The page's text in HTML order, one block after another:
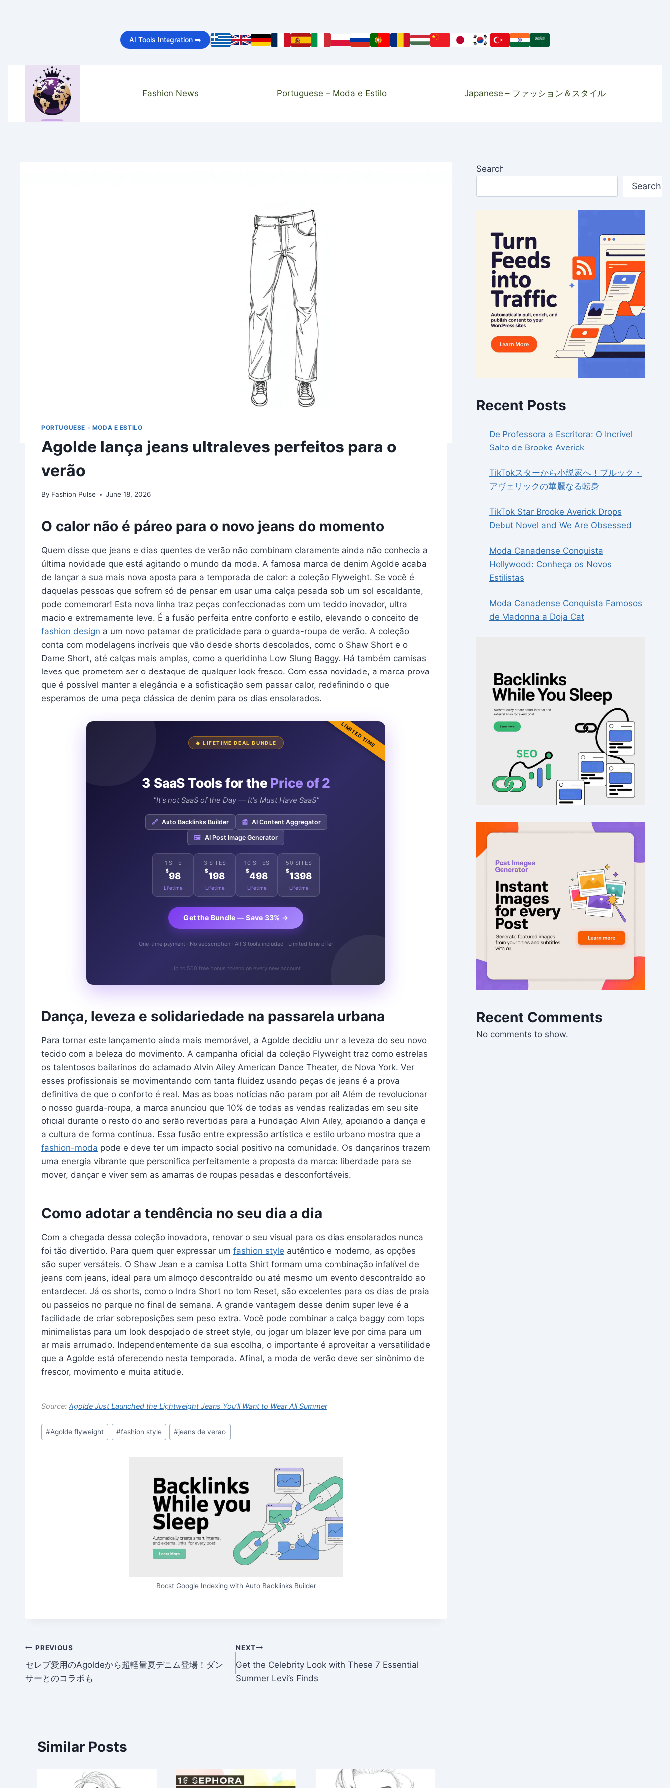
AI Tools Integration ➡️
Fashion News Portuguese – Moda e Estilo Japanese – ファッション＆スタイル
PORTUGUESE - MODA E ESTILO
Agolde lança jeans ultraleves perfeitos para o
verão
By Fashion Pulse June 18, 2026
O calor não é páreo para o novo jeans do momento
Quem disse que jeans e dias quentes de verão não combinam claramente ainda não conhecia a
última novidade que está agitando o mundo da moda. A famosa marca de denim Agolde acaba
de lançar a sua mais nova aposta para a temporada de calor: a coleção Flyweight. Se você é
daquelas pessoas que sofrem só de pensar em usar uma calça pesada sob um sol escaldante,
pode comemorar! Esta nova linha traz peças confeccionadas com um tecido inovador, ultra
macio e extremamente leve. É a fusão perfeita entre conforto e estilo, elevando o conceito de
fashion design a um novo patamar de praticidade para o guarda-roupa de verão. A coleção
conta com modelagens incríveis que vão desde shorts descolados, como o Shaw Short e o
Dame Short, até calças mais amplas, como a queridinha Low Slung Baggy. Há também camisas
leves que prometem ser o destaque de qualquer look fresco. Com essa novidade, a marca prova
que é possível manter a elegância e a sofisticação sem passar calor, redefinindo o que
esperamos de uma peça clássica de denim para os dias ensolarados.
LIMITED TIME
🔥 LIFETIME DEAL BUNDLE
3 SaaS Tools for the Price of 2
"It's not SaaS of the Day — It's Must Have SaaS"
🔗 Auto Backlinks Builder 📰 AI Content Aggregator
🖼️ AI Post Image Generator
1 SITE
$98
Lifetime
3 SITES
$198
Lifetime
10 SITES
$498
Lifetime
50 SITES
$1398
Lifetime
Get the Bundle — Save 33% →
One-time payment · No subscription · All 3 tools included · Limited time offer
Up to 500 free bonus tokens on every new account
Dança, leveza e solidariedade na passarela urbana
Para tornar este lançamento ainda mais memorável, a Agolde decidiu unir a leveza do seu novo
tecido com a beleza do movimento. A campanha oficial da coleção Flyweight traz como estrelas
os talentosos bailarinos do aclamado Alvin Ailey American Dance Theater, de Nova York. Ver
esses profissionais se movimentando com tanta fluidez usando peças de jeans é a prova
definitiva de que o conforto é real. Mas as boas notícias não param por aí! Além de revolucionar
o nosso guarda-roupa, a marca anunciou que 10% de todas as vendas realizadas em seu site
oficial durante o resto do ano serão revertidas para a Fundação Alvin Ailey, apoiando a dança e
a cultura de forma contínua. Essa fusão entre expressão artística e estilo urbano mostra que a
fashion-moda pode e deve ter um impacto social positivo na comunidade. Os dançarinos trazem
uma energia vibrante que personifica perfeitamente a proposta da marca: liberdade para se
mover, dançar e viver sem as amarras de roupas pesadas e desconfortáveis.
Como adotar a tendência no seu dia a dia
Com a chegada dessa coleção inovadora, renovar o seu visual para os dias ensolarados nunca
foi tão divertido. Para quem quer expressar um fashion style autêntico e moderno, as opções
são super versáteis. O Shaw Jean e a camisa Lotta Shirt formam uma combinação infalível de
jeans com jeans, ideal para um almoço descontraído ou até mesmo um evento descontraído ao
entardecer. Já os shorts, como o Indra Short no tom Reset, são excelentes para os dias de praia
ou passeios no parque no final de semana. A grande vantagem desse denim super leve é a
facilidade de criar sobreposições sem peso extra. Você pode combinar a calça baggy com tops
minimalistas para um look despojado de street style, ou jogar um blazer leve por cima para um
ar mais arrumado. Independentemente da sua escolha, o importante é aproveitar a versatilidade
que a Agolde está oferecendo nesta temporada. Afinal, a moda de verão deve ser sinônimo de
frescor, movimento e muita atitude.
Source: Agolde Just Launched the Lightweight Jeans You’ll Want to Wear All Summer
Post
Tags:
#Agolde flyweight #fashion style #jeans de verao
Boost Google Indexing with Auto Backlinks Builder
Post
navigation
PREVIOUS
セレブ愛用のAgoldeから超軽量夏デニム登場！ダン
サーとのコラボも
NEXT
Get the Celebrity Look with These 7 Essential
Summer Levi’s Finds
Similar Posts
Search
Search
Recent Posts
De Professora a Escritora: O Incrível
Salto de Brooke Averick
TikTokスターから小説家へ！ブルック・
アヴェリックの華麗なる転身
TikTok Star Brooke Averick Drops
Debut Novel and We Are Obsessed
Moda Canadense Conquista
Hollywood: Conheça os Novos
Estilistas
Moda Canadense Conquista Famosos
de Madonna a Doja Cat
Recent Comments
No comments to show.